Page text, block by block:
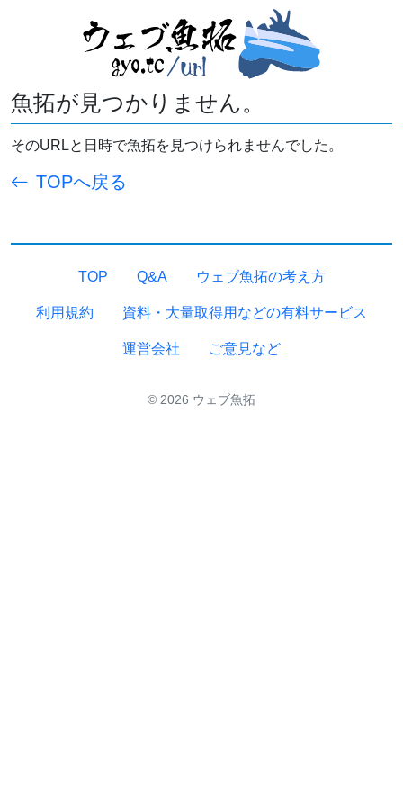
魚拓が見つかりません。
そのURLと日時で魚拓を見つけられませんでした。
TOPへ戻る
TOP Q&A ウェブ魚拓の考え方
利用規約 資料・大量取得用などの有料サービス
運営会社 ご意見など
© 2026 ウェブ魚拓